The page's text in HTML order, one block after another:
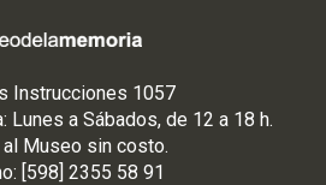
Instrucciones 1057
Lunes a Sábados, de 12 a 18 h.
al Museo sin costo.
[598] 2355 58 91